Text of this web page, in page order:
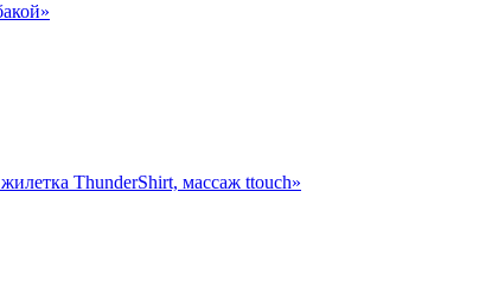
ThunderShirt, массаж ttouch»